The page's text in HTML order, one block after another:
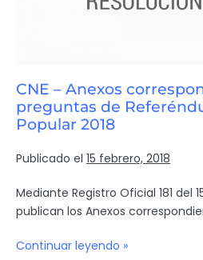
CNE – Anexos
preguntas de
Popular 2018
Publicado el 15 febrero, 2018
Mediante Registro Oficial 181 del
publican los Anexos
Continuar leyendo »